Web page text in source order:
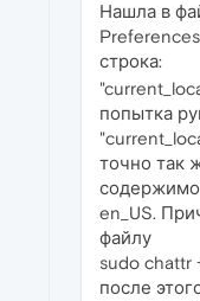
Нашла в
строка:
попытка
точно так
en_US.
файлу
sudo chattr
после